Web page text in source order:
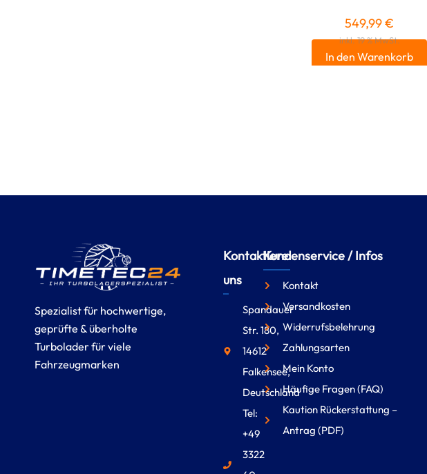
549,99€
inkl. 19 % MwSt.
In den Warenkorb
Spezialist für hochwertige,
geprüfte & überholte
Turbolader für viele
Fahrzeugmarken
Kontaktiere
uns
Spandauer
Str. 180,
14612
Falkensee,
Deutschland
Tel:
+49
3322
Kundenservice / Infos
Kontakt
Versandkosten
Widerrufsbelehrung
Zahlungsarten
Mein Konto
Häufige Fragen (FAQ)
Kaution Rückerstattung –
Antrag (PDF)